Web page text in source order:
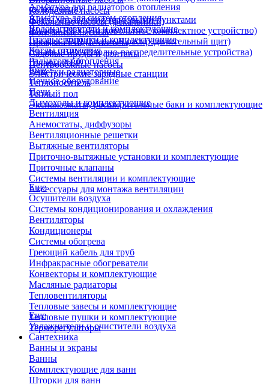
Колодезные насосы
Фекальные насосы (фекальники)
Фонтанные насосы
Промышленные насосы
Садовые пруды и фонтаны
Центробежные насосы
охлаждения)
Щиты управления тепловыми пунктами
Шкафы НКУ (Низковольтное комплектное устройство)
Шкафы ГРЩ (Главный распределительный щит)
Шкафы ВРУ (Вводно-распределительные устройства)
Шкафы АВР
Электрические зарядные станции
Арматура для радиаторов отопления
Арматура для систем отопления
Водонагреватели и комплектующие
Газовые колонки и комплектующие
Котлы отопления
Радиаторы отопления
Решетки радиаторные
Теплоноситель
Теплый пол
Экспанзоматы, расширительные баки и комплектующие
Еще
Печное оборудование
Печи
Дымоходы и комплектующие
Вентиляция
Анемостаты, диффузоры
Вентиляционные решетки
Вытяжные вентиляторы
Приточно-вытяжные установки и комплектующие
Приточные клапаны
Системы вентиляции и комплектующие
Аксессуары для монтажа вентиляции
Еще
Осушители воздуха
Системы кондиционирования и охлаждения
Вентиляторы
Кондиционеры
Системы обогрева
Греющий кабель для труб
Инфракрасные обогреватели
Конвекторы и комплектующие
Масляные радиаторы
Тепловентиляторы
Тепловые завесы и комплектующие
Тепловые пушки и комплектующие
Терморегуляторы
Еще
Увлажнители и очистители воздуха
Сантехника
Ванны и экраны
Ванны
Комплектующие для ванн
Шторки для ванн